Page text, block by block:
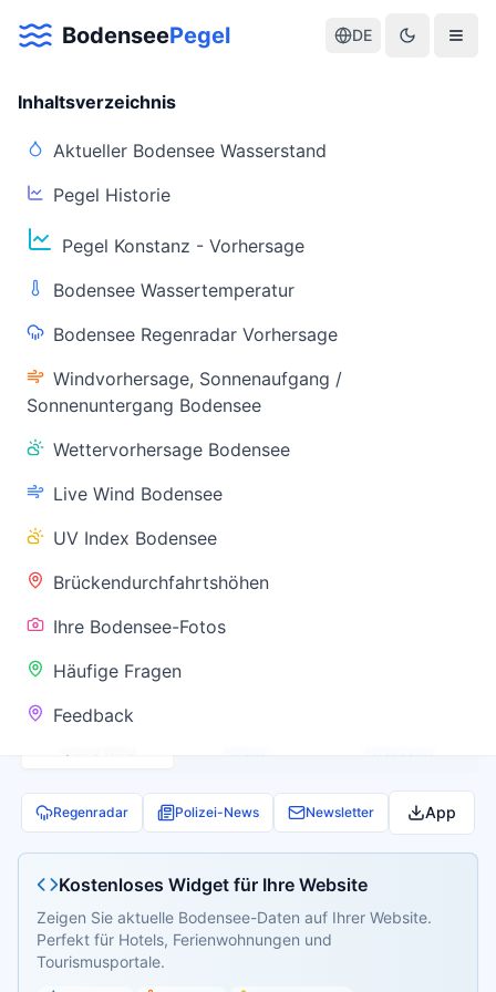
BodenseePegel DE
Inhaltsverzeichnis
Aktueller Bodensee Wasserstand
Pegel Historie
Pegel Konstanz - Vorhersage
Bodensee Wassertemperatur
Bodensee Regenradar Vorhersage
Windvorhersage, Sonnenaufgang /
Sonnenuntergang Bodensee
Wettervorhersage Bodensee
Live Wind Bodensee
UV Index Bodensee
Brückendurchfahrtshöhen
Ihre Bodensee-Fotos
Häufige Fragen
Feedback
Aktuelle Warnlage Bodensee
Aktueller Bodensee Pegel & Wasserstand
Live-Daten
(Konstanz)
Wassertemperatur
(Friedrichshafen)
Warnstatus
✅ Keine
Warnung
Regenradar Polizei-News Newsletter App
Kostenloses Widget für Ihre Website
Zeigen Sie aktuelle Bodensee-Daten auf Ihrer Website.
Perfekt für Hotels, Ferienwohnungen und
Tourismusportale.